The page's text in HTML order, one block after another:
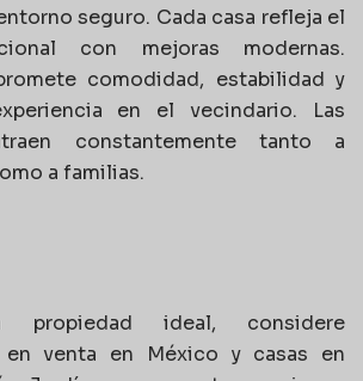
seguro. Cada casa refleja el
con mejoras modernas.
comodidad, estabilidad y
en el vecindario. Las
constantemente tanto a
a familias.
ideal, considere
en venta en México y casas en